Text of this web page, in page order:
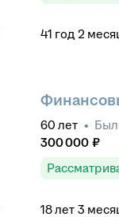
41 год 2
60 лет • Был
300 000 ₽
18лет 3